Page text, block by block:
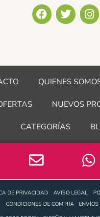
F
a
o
k
T
w
e
I
n
g
a
QUIENES
NUEVOS
CATEGORÍAS
DE PRIVACIDAD AVISO LEGAL
CONDICIONES DE COMPRA
ENVÍOS